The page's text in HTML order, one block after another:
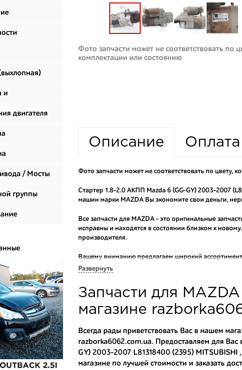
и
двигателя
/ Мосты
группы
Фото запчасти может не соответствовать по
комплектации или состоянию
Описание Оплата
Фото запчасти может не соответствовать по цвету,
Стартер 1.8-2.0 АКПП Mazda 6 (GG-GY) 2003-2007
машин марки MAZDA Вы экономите свои деньги,
Все запчасти для MAZDA - это оригинальные
исправны и находятся в состоянии близком к
производителя.
Вашему вниманию предлагаем широкий ассортимент
продаем оригинальные и высококачественные
Многие наши оптовые клиенты рекомендуют именно
приобрести оптовую партию деталей для японских
укомплектуют партию. Также мы поможем с
- доступные по цене;
- сняты только с автомобилей, которые ездили по
Развернуть
Запчасти для
магазине
Всегда рады приветствовать Вас в нашем
razborka6062.com.ua. Предоставляем для
GY) 2003-2007 L81318400 (2395) MITSUBISHI ,
магазине по лучшей стоимости и заказать